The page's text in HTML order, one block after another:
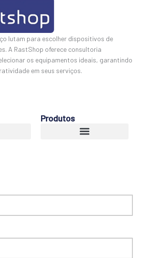
lutam para escolher dispositivos de
A RastShop oferece consultoria
os equipamentos ideais, garantindo
em seus serviços.
Produtos